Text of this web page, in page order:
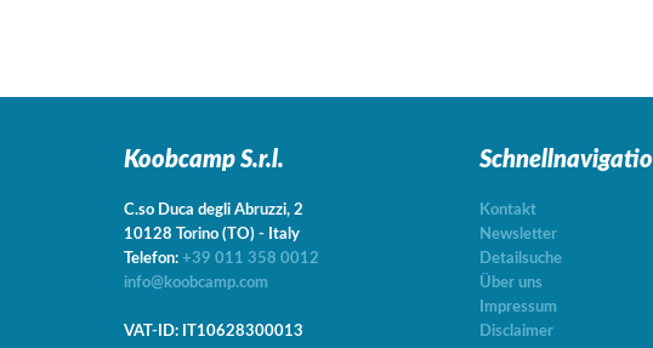
Koobcamp S.r.l.
C.so Duca degli Abruzzi, 2
10128 Torino (TO) - Italy
Telefon: +39 011 358 0012
info@koobcamp.com
VAT-ID: IT10628300013
Kontakt
Newsletter
Detailsuche
Über uns
Impressum
Disclaimer